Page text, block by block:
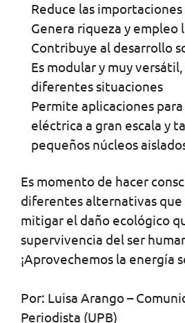
Reduce las
Genera riqueza y empleo
Contribuye al desarrollo
Es modular y muy
diferentes situaciones
Permite aplicaciones
eléctrica a gran escala y
pequeños núcleos
Es momento de hacer
diferentes alternativas que
mitigar el daño ecológico
supervivencia del ser
¡Aprovechemos la energía
Por: Luisa Arango –
Periodista (UPB)